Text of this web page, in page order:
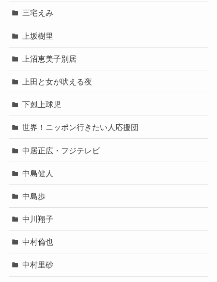
三宅えみ
上坂樹里
上沼恵美子別居
上田と女が吠える夜
下剋上球児
世界！ニッポン行きたい人応援団
中居正広・フジテレビ
中島健人
中島歩
中川翔子
中村倫也
中村里砂